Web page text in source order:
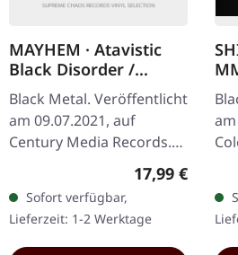
MAYHEM · Atavistic
Black Disorder /
Kommando | BLACK
LP
Black Metal. Veröffentlicht
am 09.07.2021, auf
Century Media Records.
Schwarzes Vinyl mit
Wendecover und Insert.
Die norwegischen Black…
Regulärer
17,99 €
Sofort verfügbar,
Lieferzeit: 1-2 Werktage
CD
mit